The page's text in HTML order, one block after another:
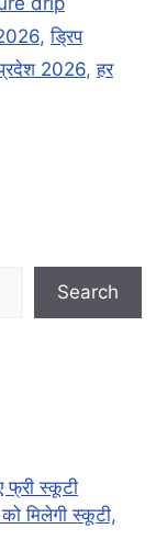
,ड्रिप
प्रदेश 2026,हर
Search
फ्री स्कूटी
मिलेगी स्कूटी,